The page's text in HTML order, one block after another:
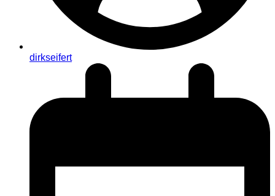
dirkseifert